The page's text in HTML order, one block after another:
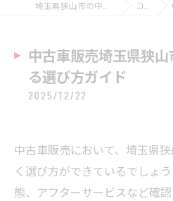
コラム
中古車販売埼玉県狭
る選び方ガイド
2025/12/22
中古車販売において、埼玉県
く選び方ができているでしょ
態、アフターサービスなど確